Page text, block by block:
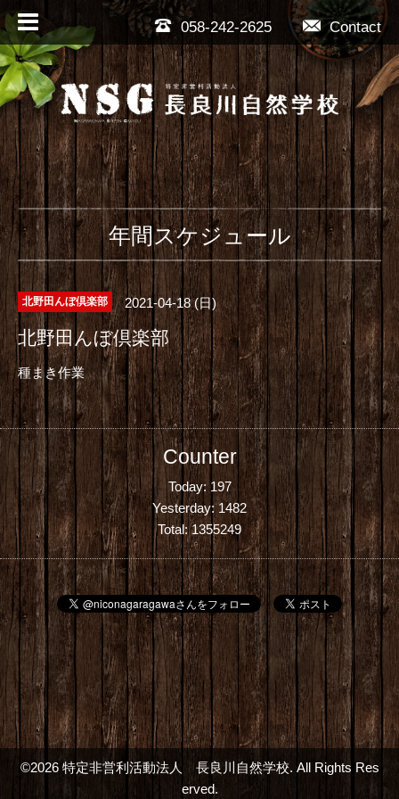
Contact
058-242-2625
年間スケジュール
北野田んぼ倶楽部 2021-04-18 (日)
北野田んぼ倶楽部
種まき作業
Counter
Today:197
Yesterday:1482
Total:1355249
©2026 特定非営利活動法人 長良川自然学校. All Rights Res
erved.